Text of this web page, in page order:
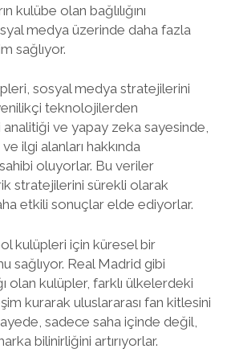
kulübe olan bağlılığını
medya üzerinde daha fazla
sağlıyor.
sosyal medya stratejilerini
teknolojilerden
analitiği ve yapay zeka sayesinde,
ilgi alanları hakkında
oluyorlar. Bu veriler
stratejilerini sürekli olarak
etkili sonuçlar elde ediyorlar.
kulüpleri için küresel bir
sağlıyor. Real Madrid gibi
olan kulüpler, farklı ülkelerdeki
kurarak uluslararası fan kitlesini
sadece saha içinde değil,
bilinirliğini artırıyorlar.